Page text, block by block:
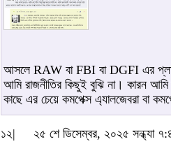
আসলে RAW বা FBI বা DGFI এর
আমি রাজনীতির কিছুই বুঝি না। কারন
কাছে এর চেয়ে কমপেক্স এ্যালজেবরা বা
১২|
২৫ শে ডিসেম্বর, ২০২৫ সন্ধ্যা